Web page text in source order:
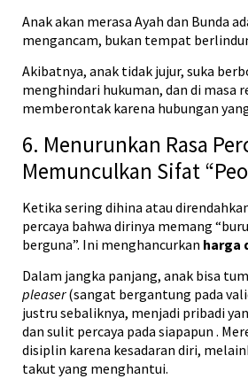
Anak akan merasa Ayah dan Bunda
mengancam, bukan tempat
Akibatnya, anak tidak jujur, suka
menghindari hukuman, dan di masa
memberontak karena hubungan
6. Menurunkan Rasa
Memunculkan Sifat
Ketika sering dihina atau
percaya bahwa dirinya memang
berguna”. Ini menghancurkan harga
Dalam jangka panjang, anak bisa
pleaser(sangat bergantung pada
justru sebaliknya, menjadi pribadi
dan sulit percaya pada siapapun .
disiplin karena kesadaran diri,
takut yang menghantui.